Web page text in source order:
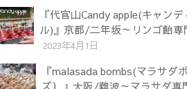
『代官山Candy apple(キャン
ル)』京都/二年坂～リンゴ飴専
2023年4月1日
『malasada bombs(マラサダ
ズ）』大阪/難波～マラサダ専